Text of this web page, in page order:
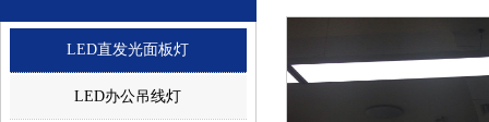
LED直发光面板灯
LED办公吊线灯